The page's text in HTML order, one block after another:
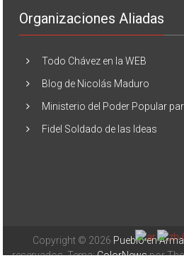
Organizaciones Aliadas
Todo Chávez en la WEB
Blog de Nicolás Maduro
Ministerio del Poder Popular
Fidel Soldado de las Ideas
Copyright © 2026 Pueblo en
reservados. Tema:ColorNewspor